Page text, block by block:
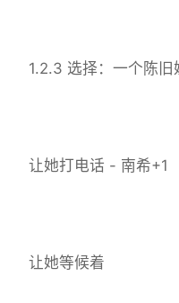
1.2.3 选择：一个陈旧
让她打电话 - 南希+1
让她等候着